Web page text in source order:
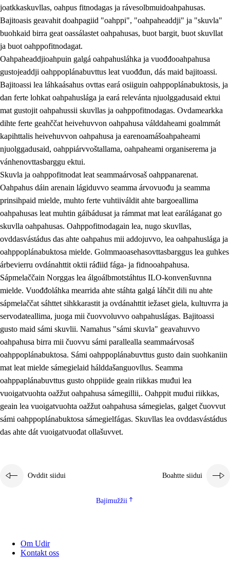
joatkkaskuvllas, oahpus fitnodagas ja rávesolbmuidoahpahusas.
Bajitoasis geavahit doahpagiid "oahppi", "oahpaheaddji" ja "skuvla"
buohkaid birra geat oassálastet oahpahusas, buot bargit, buot skuvllat
ja buot oahppofitnodagat.
Oahpaheaddjioahpuin galgá oahpahusláhka ja vuođđooahpahusa
gustojeaddji oahppoplánabuvttus leat vuođđun, dás maid bajitoassi.
Bajitoassi lea láhkaásahus ovttas eará osiiguin oahppoplánabuktosis, ja
dan ferte lohkat oahpahuslága ja eará relevánta njuolggadusaid ektui
mat gustojit oahpahussii skuvllas ja oahppofitnodagas. Ovdamearkka
dihte ferte geahččat heivehuvvon oahpahusa válddaheami goalmmát
kapihttalis heivehuvvon oahpahusa ja earenoamášoahpaheami
njuolggadusaid, oahppiárvvoštallama, oahpaheami organiserema ja
vánhenovttasbarggu ektui.
Skuvla ja oahppofitnodat leat seammaárvosaš oahppanarenat.
Oahpahus dáin arenain lágiduvvo seamma árvovuođu ja seamma
prinsihpaid mielde, muhto ferte vuhtiiváldit ahte bargoeallima
oahpahusas leat muhtin gáibádusat ja rámmat mat leat earáláganat go
skuvlla oahpahusas. Oahppofitnodagain lea, nugo skuvllas,
ovddasvástádus das ahte oahpahus mii addojuvvo, lea oahpahuslága ja
oahppoplánabuktosa mielde. Golmmaoasehasovttasbarggus lea guhkes
árbevierru ovdánahttit oktii ráđiid fága- ja fidnooahpahusa.
Sápmelaččain Norggas lea álgoálbmotstáhtus ILO-konvenšuvnna
mielde. Vuođđoláhka mearrida ahte stáhta galgá láhčit dili nu ahte
sápmelaččat sáhttet sihkkarastit ja ovdánahttit iežaset giela, kultuvrra ja
servodateallima, juoga mii čuovvoluvvo oahpahuslágas. Bajitoassi
gusto maid sámi skuvlii. Namahus "sámi skuvla" geavahuvvo
oahpahusa birra mii čuovvu sámi parallealla seammaárvosaš
oahppoplánabuktosa. Sámi oahppoplánabuvttus gusto dain suohkaniin
mat leat mielde sámegielaid hálddašanguovllus. Seamma
oahppaplánabuvttus gusto ohppiide geain riikkas muđui lea
vuoigatvuohta oažžut oahpahusa sámegillii,. Oahppit muđui riikkas,
geain lea vuoigatvuohta oažžut oahpahusa sámegielas, galget čuovvut
sámi oahppoplánabuktosa sámegielfágas. Skuvllas lea ovddasvástádus
das ahte dát vuoigatvuođat ollašuvvet.
Ovddit siidui Boahtte siidui
Bajimužžii
Om Udir
Kontakt oss